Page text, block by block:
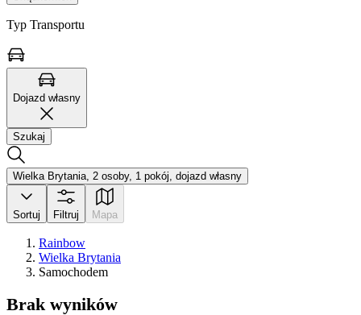
Typ Transportu
Dojazd własny
Szukaj
Wielka Brytania, 2 osoby, 1 pokój, dojazd własny
Sortuj Filtruj Mapa
Rainbow
Wielka Brytania
Samochodem
Brak wyników